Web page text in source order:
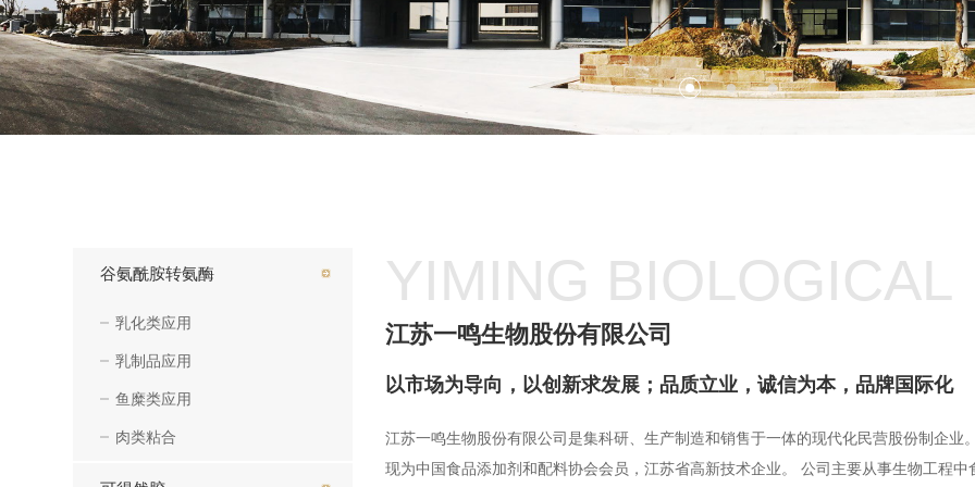
谷氨酰胺转氨酶
乳化类应用
乳制品应用
鱼糜类应用
肉类粘合
YIMING BIOLOGICAL
江苏一鸣生物股份有限公司
以市场为导向，以创新求发展；品质立业，诚信为本，品牌国际化
江苏一鸣生物股份有限公司是集科研、生产制造和销售于一体的现代化民营股份制企业
现为中国食品添加剂和配料协会会员，江苏省高新技术企业。 公司主要从事生物工程中